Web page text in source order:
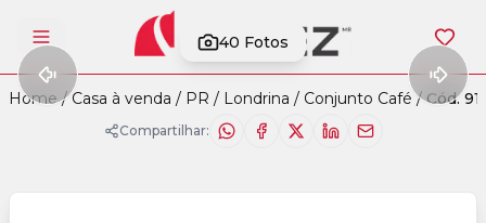
Abrir menu 40 Fotos
Home / Casa à venda / PR / Londrina / Conjunto Café / Cód.
Compartilhar: